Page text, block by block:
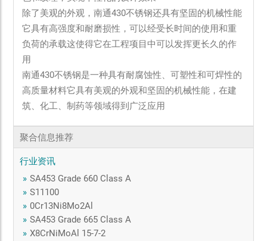
除了美观的外观，南通430不锈钢还具有坚固的机械性能
它具有高强度和耐磨损性，可以经受长时间的使用和重
负荷的承载这使得它在工程项目中可以发挥更长久的作
用
南通430不锈钢是一种具有耐腐蚀性、可塑性和可焊性的
高质量材料它具有美观的外观和坚固的机械性能，在建
筑、化工、制药等领域得到广泛应用
聚合信息推荐
行业资讯
» SA453 Grade 660 Class A
» S11100
» 0Cr13Ni8Mo2Al
» SA453 Grade 665 Class A
» X8CrNiMoAl 15-7-2